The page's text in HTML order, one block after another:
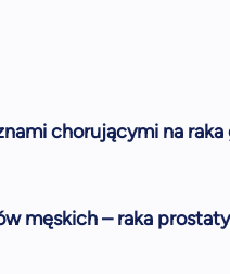
chorującymi na
męskich – raka